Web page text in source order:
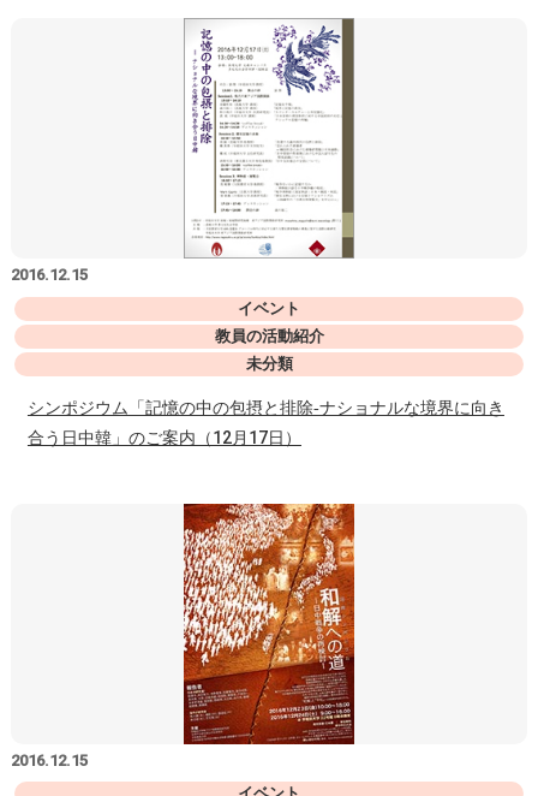
2016.12.15
イベント
教員の活動紹介
未分類
シンポジウム「記憶の中の包摂と排除‐ナショナルな境界に向き
合う日中韓」のご案内（12月17日）
2016.12.15